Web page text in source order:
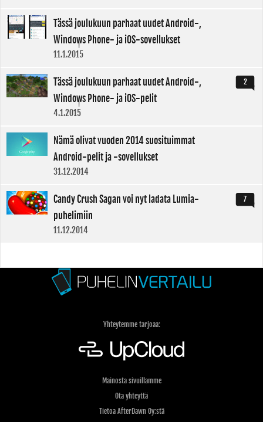
Tässä joulukuun parhaat uudet Android-,
Windows Phone- ja iOS-sovellukset
11.1.2015
2
Tässä joulukuun parhaat uudet Android-,
Windows Phone- ja iOS-pelit
4.1.2015
Nämä olivat vuoden 2014 suosituimmat
Android-pelit ja -sovellukset
31.12.2014
7
Candy Crush Sagan voi nyt ladata Lumia-
puhelimiin
11.12.2014
Yhteytemme tarjoaa:
Mainosta sivuillamme
Ota yhteyttä
Tietoa AfterDawn Oy:stä